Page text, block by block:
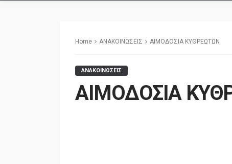
Home ΑΝΑΚΟΙΝΩΣΕΙΣ ΑΙΜΟΔΟΣΙΑ ΚΥΘΡΕΩΤΩΝ
ΑΝΑΚΟΙΝΩΣΕΙΣ
ΑΙΜΟΔΟΣΙΑ